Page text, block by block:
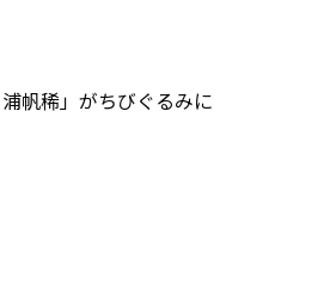
帆稀」がちびぐるみに